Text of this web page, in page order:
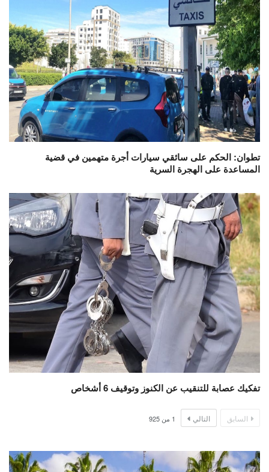
تطوان: الحكم على سائقي سيارات أجرة متهمين في قضية
المساعدة على الهجرة السرية
تفكيك عصابة للتنقيب عن الكنوز وتوقيف 6 أشخاص
السابق التالي 1 من 925